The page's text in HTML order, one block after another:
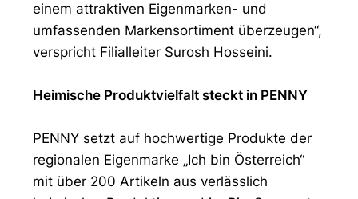
einem attraktiven Eigenmarken- und
umfassenden Markensortiment überzeugen“,
verspricht Filialleiter Surosh Hosseini.
Heimische Produktvielfalt steckt in PENNY
PENNY setzt auf hochwertige Produkte der
regionalen Eigenmarke „Ich bin Österreich“
mit über 200 Artikeln aus verlässlich